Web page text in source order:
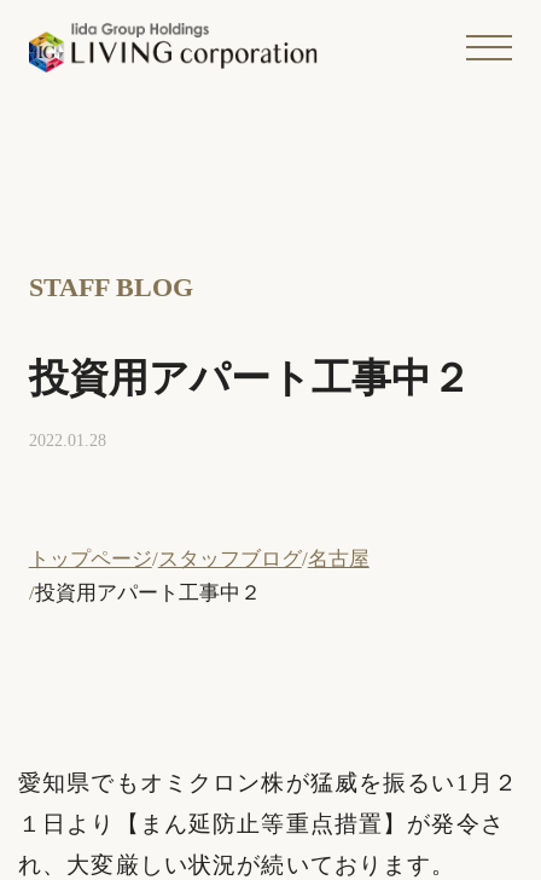
STAFF BLOG
投資用アパート工事中２
2022.01.28
トップページ スタッフブログ 名古屋
投資用アパート工事中２
愛知県でもオミクロン株が猛威を振るい1月２
１日より【まん延防止等重点措置】が発令さ
れ、大変厳しい状況が続いております。